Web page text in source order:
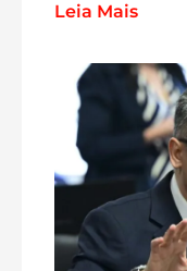
Leia Mais